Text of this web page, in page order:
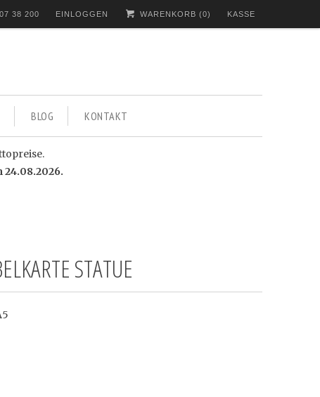
38 200 EINLOGGEN WARENKORB (0) KASSE
BLOG KONTAKT
STATUE